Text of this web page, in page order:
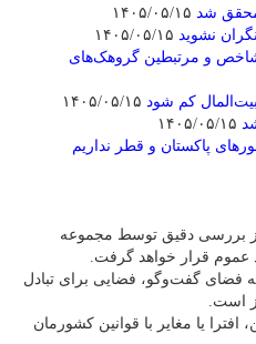
نشوید
مسلح شاخص و مرتبطین گروهک‌های
کم شود
پاکستان و قطر نداریم
بررسی دقیق توسط مجموعه
عموم قرار خواهد گرفت.
فضای گفت‌وگو، فضایی برای تبادل
است.
یا مغایر با قوانین کشورمان